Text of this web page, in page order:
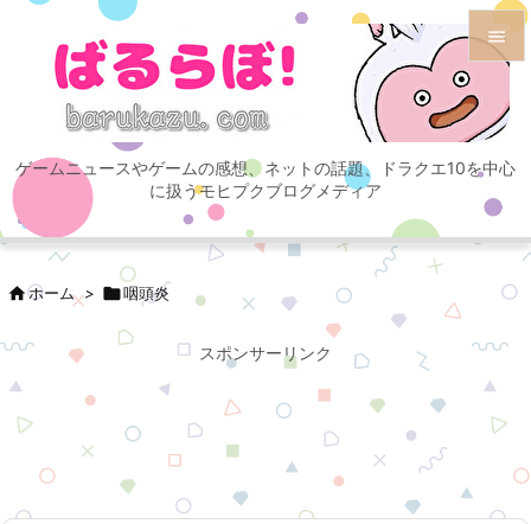
ゲームニュースやゲームの感想、ネットの話題、ドラクエ10を中心
に扱うモヒプクブログメディア

メニュ

サイド

次へ
検索
ホーム > 咽頭炎
スポンサーリンク